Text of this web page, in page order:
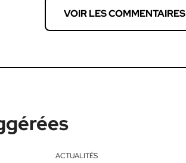
VOIR LES COMMENTAIRES
ACTUALITÉS